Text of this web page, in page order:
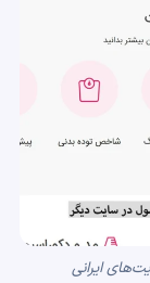
ایرانی